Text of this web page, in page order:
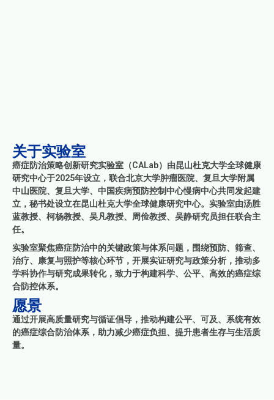
关于实验室
癌症防治策略创新研究实验室（CALab）由昆山杜克大学全球健康
研究中心于2025年设立，联合北京大学肿瘤医院、复旦大学附属
中山医院、复旦大学、中国疾病预防控制中心慢病中心共同发起建
立，秘书处设立在昆山杜克大学全球健康研究中心。实验室由汤胜
蓝教授、柯杨教授、吴凡教授、周俭教授、吴静研究员担任联合主
任。
实验室聚焦癌症防治中的关键政策与体系问题，围绕预防、筛查、
治疗、康复与照护等核心环节，开展实证研究与政策分析，推动多
学科协作与研究成果转化，致力于构建科学、公平、高效的癌症综
合防控体系。
愿景
通过开展高质量研究与循证倡导，推动构建公平、可及、系统有效
的癌症综合防治体系，助力减少癌症负担、提升患者生存与生活质
量。